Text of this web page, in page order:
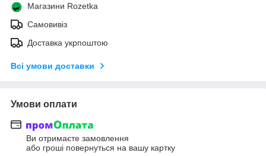
Магазини Rozetka
Самовивіз
Доставка укрпоштою
Всі умови доставки
Умови оплати
Ви отримаєте замовлення
або гроші повернуться на вашу картку